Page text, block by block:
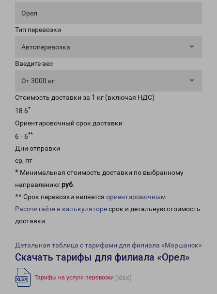
Орел
Тип перевозки
Автоперевозка
Введите вес
От 3000 кг
Стоимость доставки за 1 кг (включая НДС)
18.6*
Ориентировочный срок доставки
6 - 6**
Дни отправки
ср, пт
* Минимальная стоимость доставки по выбранному
направлению: руб.
** Срок перевозки является ориентировочным
Рассчитайте в калькуляторесрок и детальную стоимость
доставки.
Детальная таблица с тарифами для филиала «Моршанск»
Скачать тарифы для филиала «Орел»
Тарифы на услуги перевозки (xlsx)